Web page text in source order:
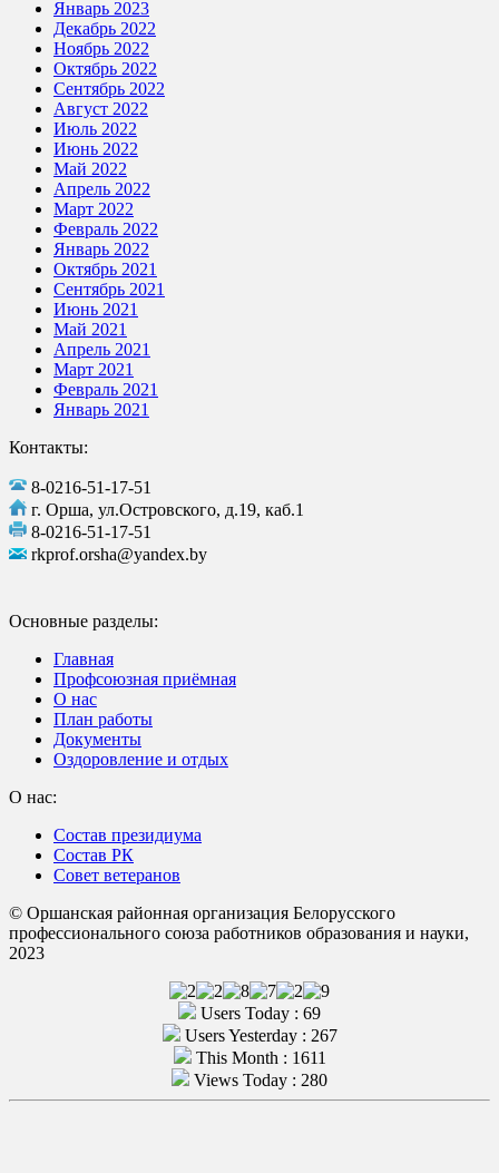
Январь 2023
Декабрь 2022
Ноябрь 2022
Октябрь 2022
Сентябрь 2022
Август 2022
Июль 2022
Июнь 2022
Май 2022
Апрель 2022
Март 2022
Февраль 2022
Январь 2022
Октябрь 2021
Сентябрь 2021
Июнь 2021
Май 2021
Апрель 2021
Март 2021
Февраль 2021
Январь 2021
Контакты:
8-0216-51-17-51
г. Орша, ул.Островского, д.19, каб.1
8-0216-51-17-51
rkprof.orsha@yandex.by
Основные разделы:
Главная
Профсоюзная приёмная
О нас
План работы
Документы
Оздоровление и отдых
О нас:
Состав президиума
Состав РК
Совет ветеранов
© Оршанская районная организация Белорусского
профессионального союза работников образования и науки,
2023
Users Today : 69
Users Yesterday : 267
This Month : 1611
Views Today : 280